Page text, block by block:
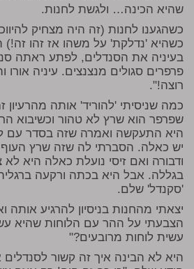
שהיא הכינה… ולגשת לחנות.
כשהגענו לחנות (זה היה מצחיק
כשהיא 'נדלקת' על משהו אז זהו זה!)
בעיניה את הסנדלים, לפתע ראתה
פרפרים סגולים מנצנצים. עיניה
רוצה!".
כמה שניסיתי 'להוריד' אותה
שפרפר הוא שרץ לא טהור וכשיבוא
היא התעקשה ואמרה שזה בסדר עם
יש כאלה. הסברתי לה שזה שרץ העוף
ודבורה ואם זיסי נועלת כאלה היא
בגללה. אבל היא בכתה ורקעה
'סקנדל' שלם.
יצאתי מהחנות בניסיון להרגיע אותה
הצבעתי על ההר עם הלוחות שהיא
עשית לוחות מרובעים?"
היא לא הבינה איך זה קשור